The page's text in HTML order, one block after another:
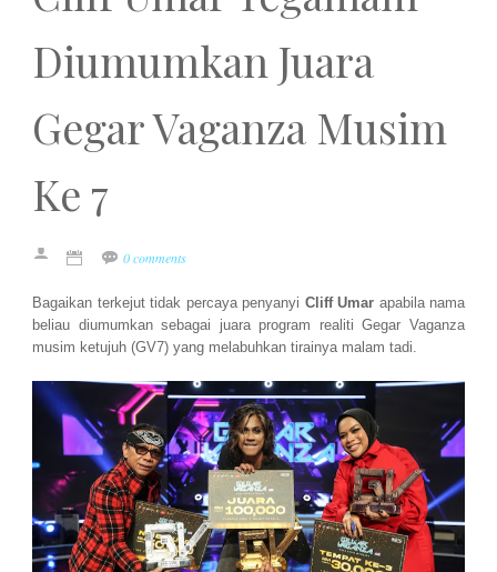
Diumumkan Juara
Gegar Vaganza Musim
Ke 7
0 comments
Bagaikan terkejut tidak percaya penyanyi Cliff Umar apabila nama
beliau diumumkan sebagai juara program realiti Gegar Vaganza
musim ketujuh (GV7) yang melabuhkan tirainya malam tadi.